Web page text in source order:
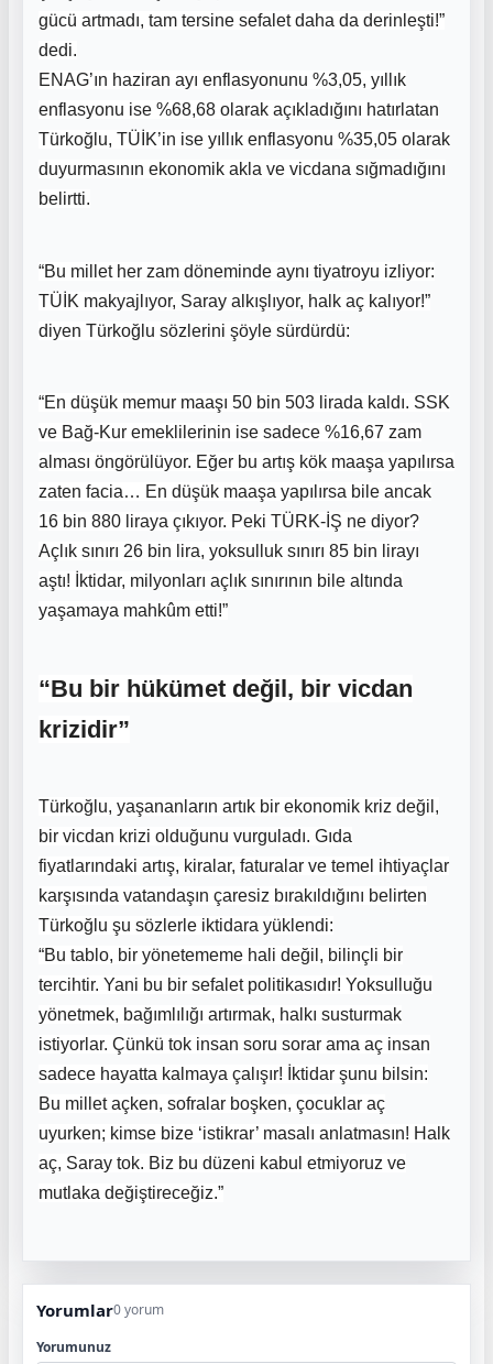
gücü artmadı, tam tersine sefalet daha da derinleşti!”
dedi.
ENAG’ın haziran ayı enflasyonunu %3,05, yıllık
enflasyonu ise %68,68 olarak açıkladığını hatırlatan
Türkoğlu, TÜİK’in ise yıllık enflasyonu %35,05 olarak
duyurmasının ekonomik akla ve vicdana sığmadığını
belirtti.
“Bu millet her zam döneminde aynı tiyatroyu izliyor:
TÜİK makyajlıyor, Saray alkışlıyor, halk aç kalıyor!”
diyen Türkoğlu sözlerini şöyle sürdürdü:
“En düşük memur maaşı 50 bin 503 lirada kaldı. SSK
ve Bağ-Kur emeklilerinin ise sadece %16,67 zam
alması öngörülüyor. Eğer bu artış kök maaşa yapılırsa
zaten facia… En düşük maaşa yapılırsa bile ancak
16 bin 880 liraya çıkıyor. Peki TÜRK-İŞ ne diyor?
Açlık sınırı 26 bin lira, yoksulluk sınırı 85 bin lirayı
aştı! İktidar, milyonları açlık sınırının bile altında
yaşamaya mahkûm etti!”
“Bu bir hükümet değil, bir vicdan
krizidir”
Türkoğlu, yaşananların artık bir ekonomik kriz değil,
bir vicdan krizi olduğunu vurguladı. Gıda
fiyatlarındaki artış, kiralar, faturalar ve temel ihtiyaçlar
karşısında vatandaşın çaresiz bırakıldığını belirten
Türkoğlu şu sözlerle iktidara yüklendi:
“Bu tablo, bir yönetememe hali değil, bilinçli bir
tercihtir. Yani bu bir sefalet politikasıdır! Yoksulluğu
yönetmek, bağımlılığı artırmak, halkı susturmak
istiyorlar. Çünkü tok insan soru sorar ama aç insan
sadece hayatta kalmaya çalışır! İktidar şunu bilsin:
Bu millet açken, sofralar boşken, çocuklar aç
uyurken; kimse bize ‘istikrar’ masalı anlatmasın! Halk
aç, Saray tok. Biz bu düzeni kabul etmiyoruz ve
mutlaka değiştireceğiz.”
Yorumlar0 yorum
Yorumunuz